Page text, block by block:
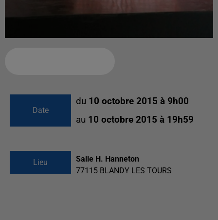
Date
du 10 octobre 2015 à 9h00
au 10 octobre 2015 à 19h59
Lieu
Salle H. Hanneton
77115 BLANDY LES TOURS